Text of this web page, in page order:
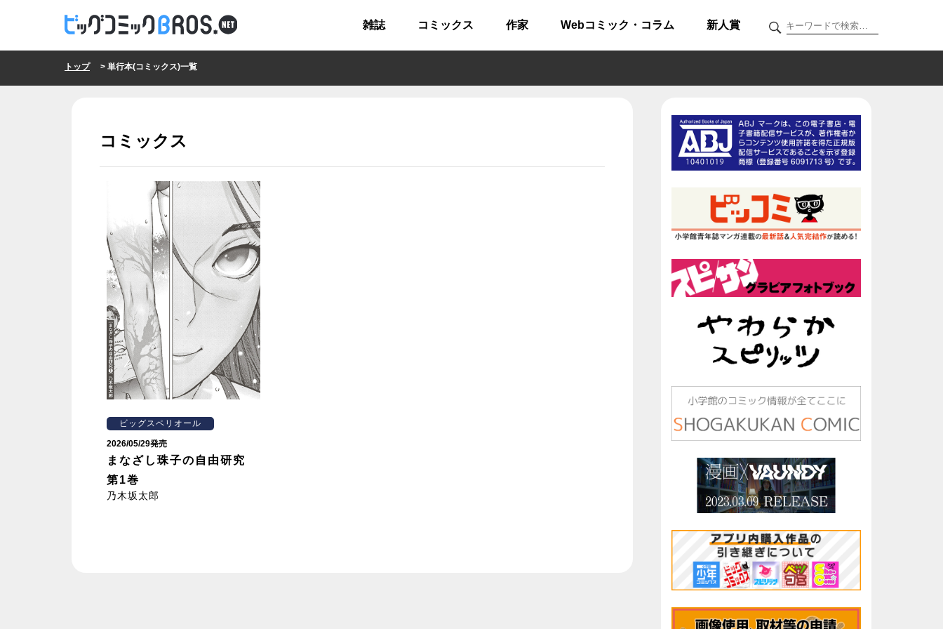
雑誌 コミックス 作家 Webコミック・コラム 新人賞
トップ> 単行本(コミックス)一覧
コミックス
ビッグスペリオール
2026/05/29発売
まなざし珠子の自由研究
第1巻
乃木坂太郎